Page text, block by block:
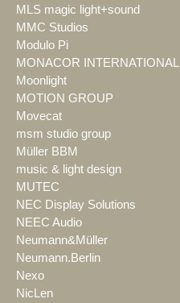
MLS magic light+sound
MMC Studios
Modulo Pi
MONACOR INTERNATIONAL
Moonlight
MOTION GROUP
Movecat
msm studio group
Müller BBM
music & light design
MUTEC
NEC Display Solutions
NEEC Audio
Neumann&Müller
Neumann.Berlin
Nexo
NicLen